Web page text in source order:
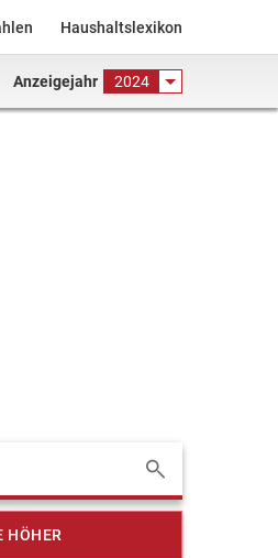
Haushaltslexikon
Anzeigejahr 2024
HÖHER